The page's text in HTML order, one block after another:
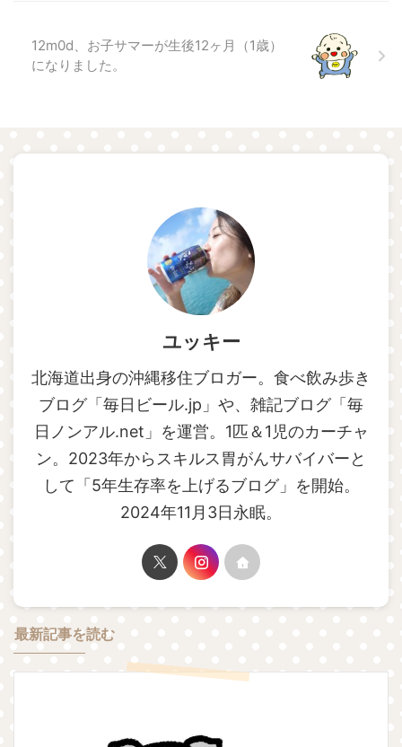
12m0d、お子サマーが生後12ヶ月（1歳）
になりました。
ユッキー
北海道出身の沖縄移住ブロガー。食べ飲み歩き
ブログ「毎日ビール.jp」や、雑記ブログ「毎
日ノンアル.net」を運営。1匹＆1児のカーチャ
ン。2023年からスキルス胃がんサバイバーと
して「5年生存率を上げるブログ」を開始。
2024年11月3日永眠。
最新記事を読む